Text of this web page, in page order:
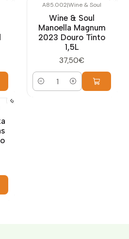
A85.002|Wine & Soul
Wine & Soul
Manoella Magnum
2023 Douro Tinto
1,5L
37,50€
Quantidade